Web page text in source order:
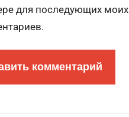
для последующих моих